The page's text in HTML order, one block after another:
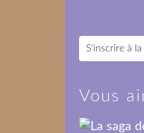
S'inscrire à
Vous